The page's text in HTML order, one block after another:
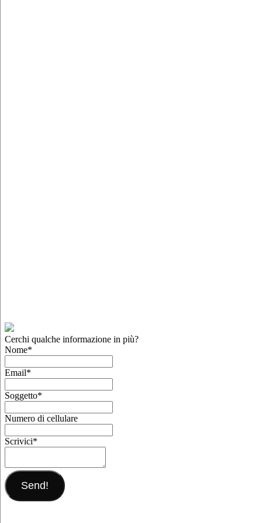
Cerchi qualche informazione in più?
Nome*
Email*
Soggetto*
Numero di cellulare
Scrivici*
Send!